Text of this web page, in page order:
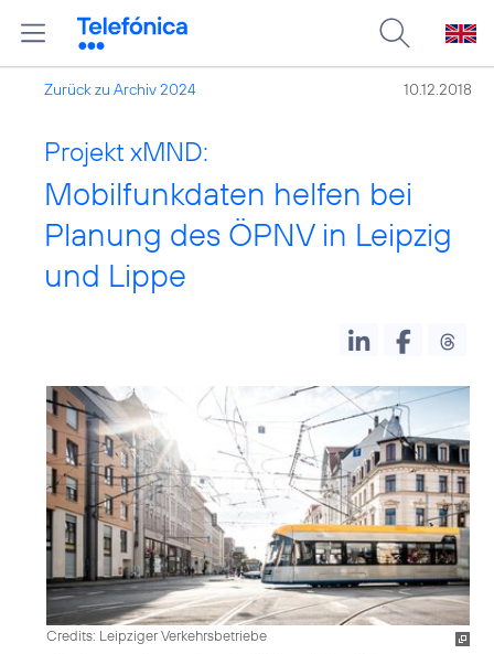
Zurück zu Archiv 2024 10.12.2018
Projekt xMND:
Mobilfunkdaten helfen bei
Planung des ÖPNV in Leipzig
und Lippe
Credits: Leipziger Verkehrsbetriebe